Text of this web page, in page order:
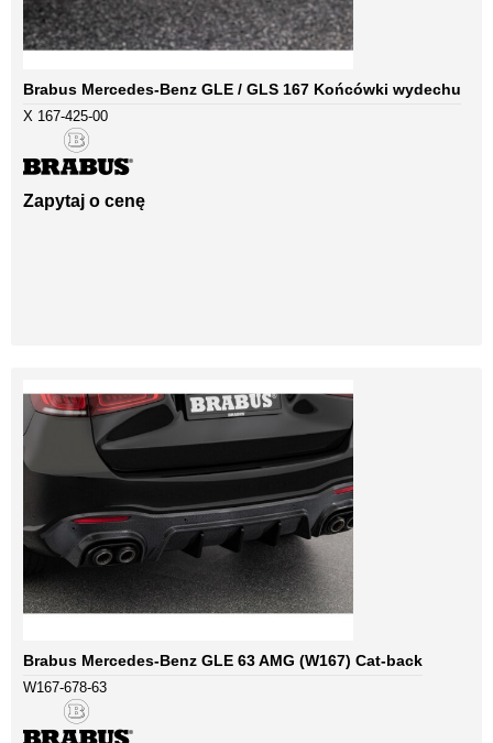
Brabus Mercedes-Benz GLE / GLS 167 Końcówki wydechu
X 167-425-00
Zapytaj o cenę
Brabus Mercedes-Benz GLE 63 AMG (W167) Cat-back
W167-678-63